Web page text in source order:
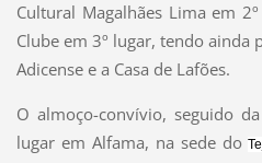
Cultural Magalhães Lima em
Clube em 3º lugar, tendo
Adicense e a Casa de Lafões.
O almoço-convívio, seguido
lugar em Alfama, na sede do